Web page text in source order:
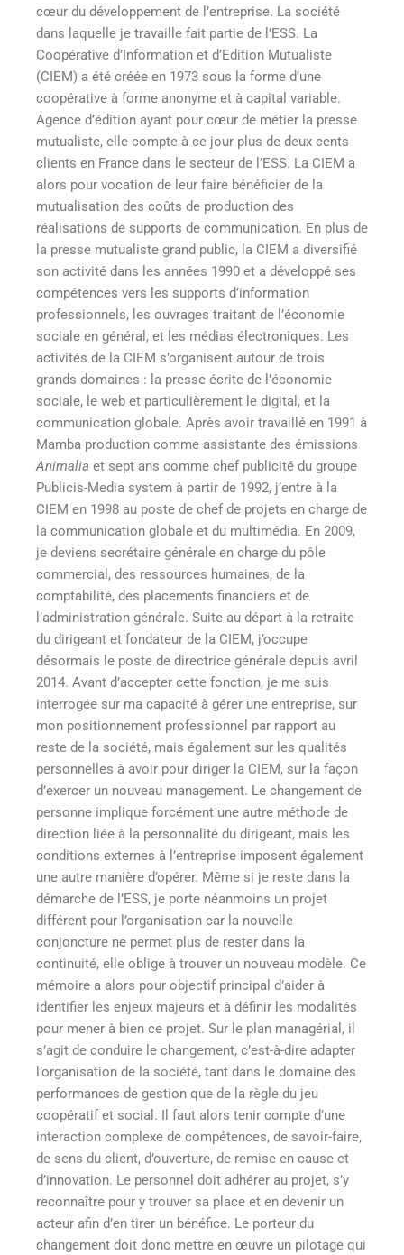
cœur du développement de l’entreprise. La société
dans laquelle je travaille fait partie de l’ESS. La
Coopérative d’Information et d’Edition Mutualiste
(CIEM) a été créée en 1973 sous la forme d’une
coopérative à forme anonyme et à capital variable.
Agence d’édition ayant pour cœur de métier la presse
mutualiste, elle compte à ce jour plus de deux cents
clients en France dans le secteur de l’ESS. La CIEM a
alors pour vocation de leur faire bénéficier de la
mutualisation des coûts de production des
réalisations de supports de communication. En plus de
la presse mutualiste grand public, la CIEM a diversifié
son activité dans les années 1990 et a développé ses
compétences vers les supports d’information
professionnels, les ouvrages traitant de l’économie
sociale en général, et les médias électroniques. Les
activités de la CIEM s’organisent autour de trois
grands domaines : la presse écrite de l’économie
sociale, le web et particulièrement le digital, et la
communication globale. Après avoir travaillé en 1991 à
Mamba production comme assistante des émissions
Animalia et sept ans comme chef publicité du groupe
Publicis-Media system à partir de 1992, j’entre à la
CIEM en 1998 au poste de chef de projets en charge de
la communication globale et du multimédia. En 2009,
je deviens secrétaire générale en charge du pôle
commercial, des ressources humaines, de la
comptabilité, des placements financiers et de
l’administration générale. Suite au départ à la retraite
du dirigeant et fondateur de la CIEM, j’occupe
désormais le poste de directrice générale depuis avril
2014. Avant d’accepter cette fonction, je me suis
interrogée sur ma capacité à gérer une entreprise, sur
mon positionnement professionnel par rapport au
reste de la société, mais également sur les qualités
personnelles à avoir pour diriger la CIEM, sur la façon
d’exercer un nouveau management. Le changement de
personne implique forcément une autre méthode de
direction liée à la personnalité du dirigeant, mais les
conditions externes à l’entreprise imposent également
une autre manière d’opérer. Même si je reste dans la
démarche de l’ESS, je porte néanmoins un projet
différent pour l’organisation car la nouvelle
conjoncture ne permet plus de rester dans la
continuité, elle oblige à trouver un nouveau modèle. Ce
mémoire a alors pour objectif principal d’aider à
identifier les enjeux majeurs et à définir les modalités
pour mener à bien ce projet. Sur le plan managérial, il
s’agit de conduire le changement, c’est-à-dire adapter
l’organisation de la société, tant dans le domaine des
performances de gestion que de la règle du jeu
coopératif et social. Il faut alors tenir compte d’une
interaction complexe de compétences, de savoir-faire,
de sens du client, d’ouverture, de remise en cause et
d’innovation. Le personnel doit adhérer au projet, s’y
reconnaître pour y trouver sa place et en devenir un
acteur afin d’en tirer un bénéfice. Le porteur du
changement doit donc mettre en œuvre un pilotage qui